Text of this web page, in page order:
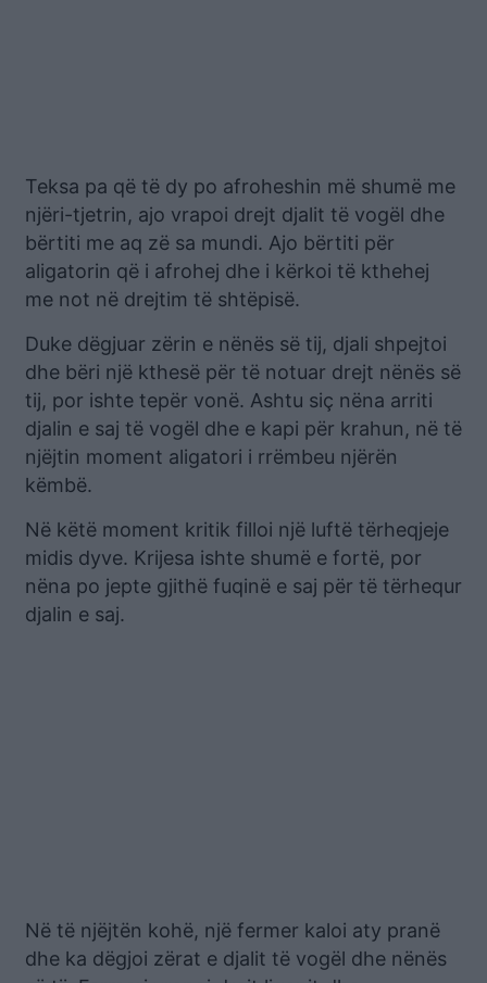
Teksa pa që të dy po afroheshin më shumë me
njëri-tjetrin, ajo vrapoi drejt djalit të vogël dhe
bërtiti me aq zë sa mundi. Ajo bërtiti për
aligatorin që i afrohej dhe i kërkoi të kthehej
me not në drejtim të shtëpisë.
Duke dëgjuar zërin e nënës së tij, djali shpejtoi
dhe bëri një kthesë për të notuar drejt nënës së
tij, por ishte tepër vonë. Ashtu siç nëna arriti
djalin e saj të vogël dhe e kapi për krahun, në të
njëjtin moment aligatori i rrëmbeu njërën
këmbë.
Në këtë moment kritik filloi një luftë tërheqjeje
midis dyve. Krijesa ishte shumë e fortë, por
nëna po jepte gjithë fuqinë e saj për të tërhequr
djalin e saj.
Në të njëjtën kohë, një fermer kaloi aty pranë
dhe ka dëgjoi zërat e djalit të vogël dhe nënës